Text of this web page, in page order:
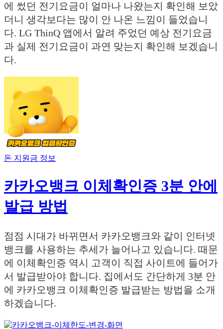
에 썼던 전기요금이 얼마나 나왔는지 확인해 보았
더니 생각보다는 많이 안 나온 느낌이 들었습니
다. LG ThinQ 앱에서 알려 주었던 예상 전기요금
과 실제 전기요금이 과연 맞는지 확인해 보겠습니
다.
돈 지원금 정보
카카오뱅크 이체확인증 3분 안에
발급 방법
점점 시대가 바뀌면서 카카오뱅크와 같이 인터넷
뱅크를 사용하는 추세가 늘어나고 있습니다. 때문
에 이체확인증 역시 고객이 직접 사이트에 들어가
서 발급받아야 합니다. 집에서도 간단하게 3분 안
에 카카오뱅크 이체확인증 발급받는 방법을 소개
하겠습니다.